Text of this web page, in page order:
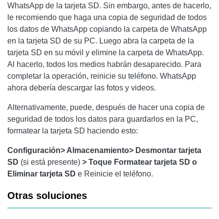
WhatsApp de la tarjeta SD. Sin embargo, antes de hacerlo,
le recomiendo que haga una copia de seguridad de todos
los datos de WhatsApp copiando la carpeta de WhatsApp
en la tarjeta SD de su PC. Luego abra la carpeta de la
tarjeta SD en su móvil y elimine la carpeta de WhatsApp.
Al hacerlo, todos los medios habrán desaparecido. Para
completar la operación, reinicie su teléfono. WhatsApp
ahora debería descargar las fotos y videos.
Alternativamente, puede, después de hacer una copia de
seguridad de todos los datos para guardarlos en la PC,
formatear la tarjeta SD haciendo esto:
Configuración> Almacenamiento> Desmontar tarjeta
SD (si está presente) > Toque Formatear tarjeta SD o
Eliminar tarjeta SD e Reinicie el teléfono.
Otras soluciones